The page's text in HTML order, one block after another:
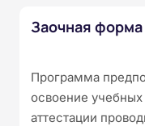
Заочная форма
Программа
освоение
аттестации